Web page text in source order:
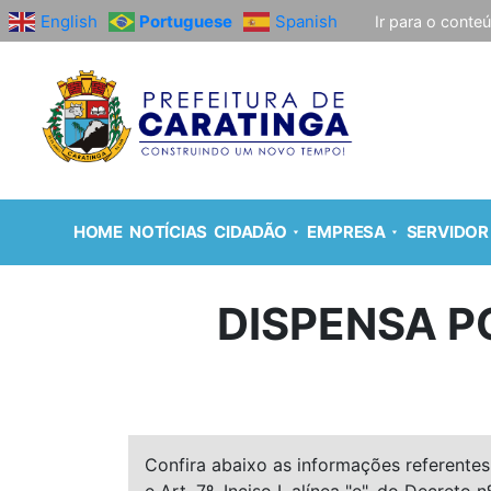
English Portuguese Spanish Ir para o
HOME NOTÍCIAS CIDADÃO EMPRESA SERVIDOR
DISPENSA
Confira abaixo as informações